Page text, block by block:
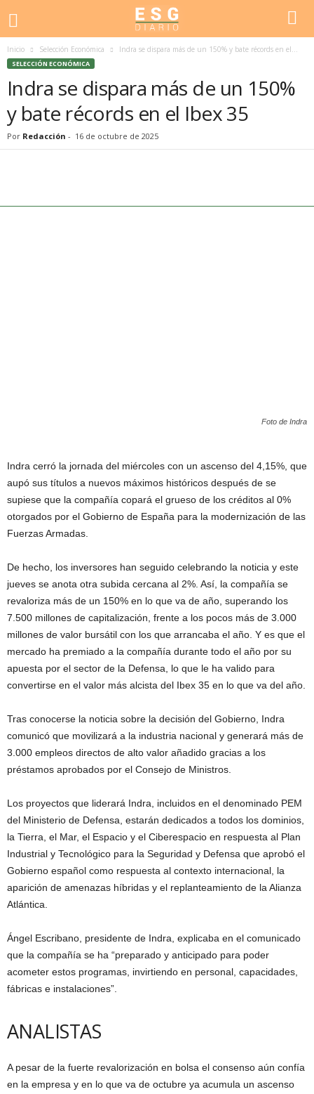
Inicio Selección Económica Indra se dispara más de un 150% y bate récords en el...
SELECCIÓN ECONÓMICA
Indra se dispara más de un 150%
y bate récords en el Ibex 35
Por Redacción - 16 de octubre de 2025
Foto de Indra
Indra cerró la jornada del miércoles con un ascenso del 4,15%, que
aupó sus títulos a nuevos máximos históricos después de se
supiese que la compañía copará el grueso de los créditos al 0%
otorgados por el Gobierno de España para la modernización de las
Fuerzas Armadas.
De hecho, los inversores han seguido celebrando la noticia y este
jueves se anota otra subida cercana al 2%. Así, la compañía se
revaloriza más de un 150% en lo que va de año, superando los
7.500 millones de capitalización, frente a los pocos más de 3.000
millones de valor bursátil con los que arrancaba el año. Y es que el
mercado ha premiado a la compañía durante todo el año por su
apuesta por el sector de la Defensa, lo que le ha valido para
convertirse en el valor más alcista del Ibex 35 en lo que va del año.
Tras conocerse la noticia sobre la decisión del Gobierno, Indra
comunicó que movilizará a la industria nacional y generará más de
3.000 empleos directos de alto valor añadido gracias a los
préstamos aprobados por el Consejo de Ministros.
Los proyectos que liderará Indra, incluidos en el denominado PEM
del Ministerio de Defensa, estarán dedicados a todos los dominios,
la Tierra, el Mar, el Espacio y el Ciberespacio en respuesta al Plan
Industrial y Tecnológico para la Seguridad y Defensa que aprobó el
Gobierno español como respuesta al contexto internacional, la
aparición de amenazas híbridas y el replanteamiento de la Alianza
Atlántica.
Ángel Escribano, presidente de Indra, explicaba en el comunicado
que la compañía se ha “preparado y anticipado para poder
acometer estos programas, invirtiendo en personal, capacidades,
fábricas e instalaciones”.
ANALISTAS
A pesar de la fuerte revalorización en bolsa el consenso aún confía
en la empresa y en lo que va de octubre ya acumula un ascenso